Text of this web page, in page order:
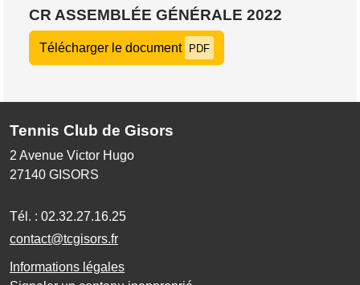
CR ASSEMBLÉE GÉNÉRALE 2022
Télécharger le document PDF
Tennis Club de Gisors
2 Avenue Victor Hugo
27140 GISORS
Tél. : 02.32.27.16.25
contact@tcgisors.fr
Informations légales